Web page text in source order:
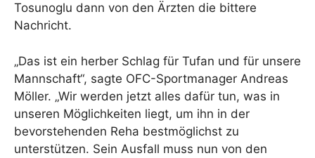
Tosunoglu dann von den Ärzten die bittere
Nachricht.
„Das ist ein herber Schlag für Tufan und für unsere
Mannschaft“, sagte OFC-Sportmanager Andreas
Möller. „Wir werden jetzt alles dafür tun, was in
unseren Möglichkeiten liegt, um ihn in der
bevorstehenden Reha bestmöglichst zu
unterstützen. Sein Ausfall muss nun von den